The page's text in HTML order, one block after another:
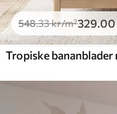
548.33kr/m²329.00